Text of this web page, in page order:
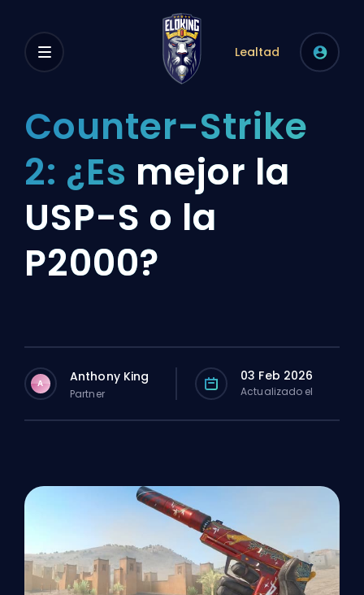
Lealtad
Counter-Strike
2: ¿Es mejor la
USP-S o la
P2000?
A Anthony King
Partner
03 Feb 2026
Actualizado el